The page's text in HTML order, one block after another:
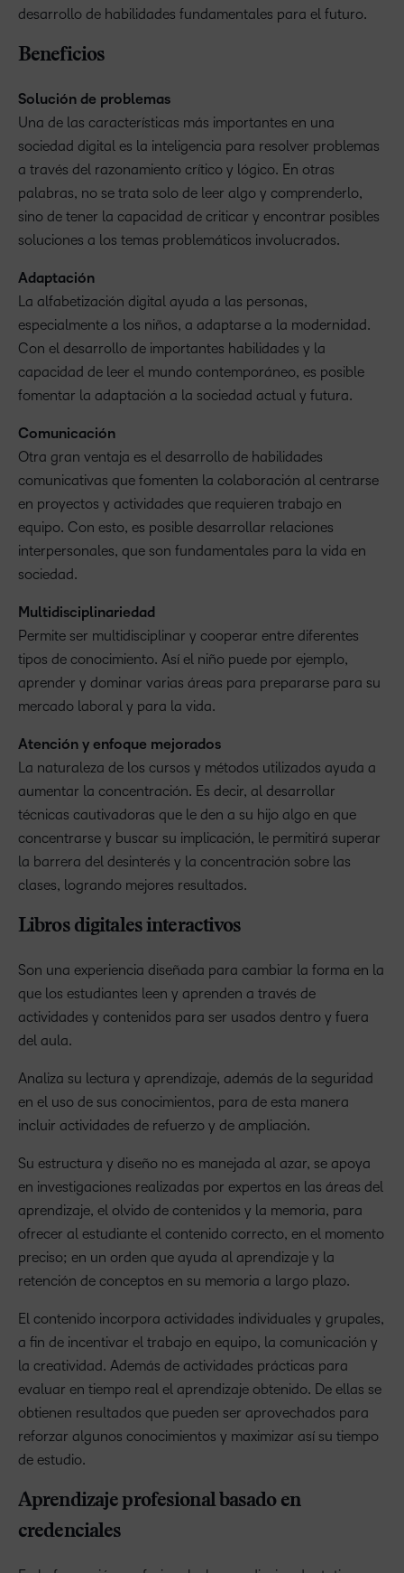
desarrollo de habilidades fundamentales para el futuro.
Beneficios
Solución de problemas
Una de las características más importantes en una
sociedad digital es la inteligencia para resolver problemas
a través del razonamiento crítico y lógico. En otras
palabras, no se trata solo de leer algo y comprenderlo,
sino de tener la capacidad de criticar y encontrar posibles
soluciones a los temas problemáticos involucrados.
Adaptación
La alfabetización digital ayuda a las personas,
especialmente a los niños, a adaptarse a la modernidad.
Con el desarrollo de importantes habilidades y la
capacidad de leer el mundo contemporáneo, es posible
fomentar la adaptación a la sociedad actual y futura.
Comunicación
Otra gran ventaja es el desarrollo de habilidades
comunicativas que fomenten la colaboración al centrarse
en proyectos y actividades que requieren trabajo en
equipo. Con esto, es posible desarrollar relaciones
interpersonales, que son fundamentales para la vida en
sociedad.
Multidisciplinariedad
Permite ser multidisciplinar y cooperar entre diferentes
tipos de conocimiento. Así el niño puede por ejemplo,
aprender y dominar varias áreas para prepararse para su
mercado laboral y para la vida.
Atención y enfoque mejorados
La naturaleza de los cursos y métodos utilizados ayuda a
aumentar la concentración. Es decir, al desarrollar
técnicas cautivadoras que le den a su hijo algo en que
concentrarse y buscar su implicación, le permitirá superar
la barrera del desinterés y la concentración sobre las
clases, logrando mejores resultados.
Libros digitales interactivos
Son una experiencia diseñada para cambiar la forma en la
que los estudiantes leen y aprenden a través de
actividades y contenidos para ser usados dentro y fuera
del aula.
Analiza su lectura y aprendizaje, además de la seguridad
en el uso de sus conocimientos, para de esta manera
incluir actividades de refuerzo y de ampliación.
Su estructura y diseño no es manejada al azar, se apoya
en investigaciones realizadas por expertos en las áreas del
aprendizaje, el olvido de contenidos y la memoria, para
ofrecer al estudiante el contenido correcto, en el momento
preciso; en un orden que ayuda al aprendizaje y la
retención de conceptos en su memoria a largo plazo.
El contenido incorpora actividades individuales y grupales,
a fin de incentivar el trabajo en equipo, la comunicación y
la creatividad. Además de actividades prácticas para
evaluar en tiempo real el aprendizaje obtenido. De ellas se
obtienen resultados que pueden ser aprovechados para
reforzar algunos conocimientos y maximizar así su tiempo
de estudio.
Aprendizaje profesional basado en
credenciales